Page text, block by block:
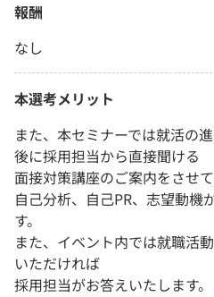
報酬
なし
本選考メリット
また、本セミナーでは就活の
後に採用担当から直接聞ける
面接対策講座のご案内をさせて
自己分析、自己PR、志望動機
す。
また、イベント内では就職活
いただければ
採用担当がお答えいたします。